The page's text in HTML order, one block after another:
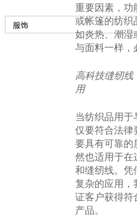
重要因素，功
或帐篷的纺织
如炎热、潮湿
与面料一样，
高科技缝纫线
用
当纺织品用于
仅要符合法律
要具有可靠的
然也适用于在
和缝纫线。凭
复杂的应用，
证客户获得符
产品。